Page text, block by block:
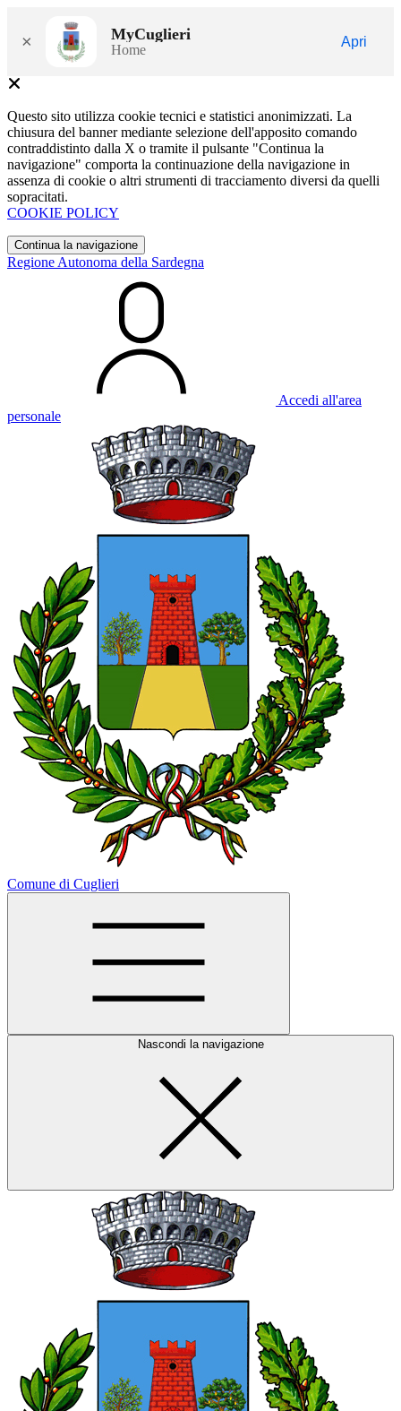
× MyCuglieri
Home
Apri
Questo sito utilizza cookie tecnici e statistici anonimizzati. La
chiusura del banner mediante selezione dell'apposito comando
contraddistinto dalla X o tramite il pulsante "Continua la
navigazione" comporta la continuazione della navigazione in
assenza di cookie o altri strumenti di tracciamento diversi da quelli
sopracitati.
COOKIE POLICY
Continua la navigazione
Regione Autonoma della Sardegna
Accedi all'area
personale
Comune di Cuglieri
Nascondi la navigazione